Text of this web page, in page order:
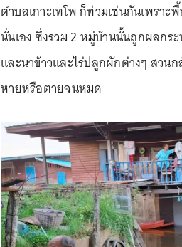
ตำบลเกาะเทโพ ก็ท่วมเช่นกันเพรา
นั่นเอง ซึ่งรวม 2 หมู่บ้านนั้นถูกผลกร
และนาข้าวและไร่ปลูกผักต่างๆ สวน
หายหรือตายจนหมด